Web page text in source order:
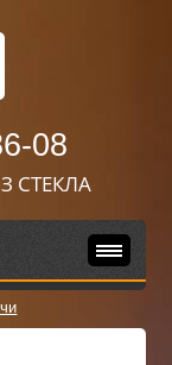
08
СТЕКЛА